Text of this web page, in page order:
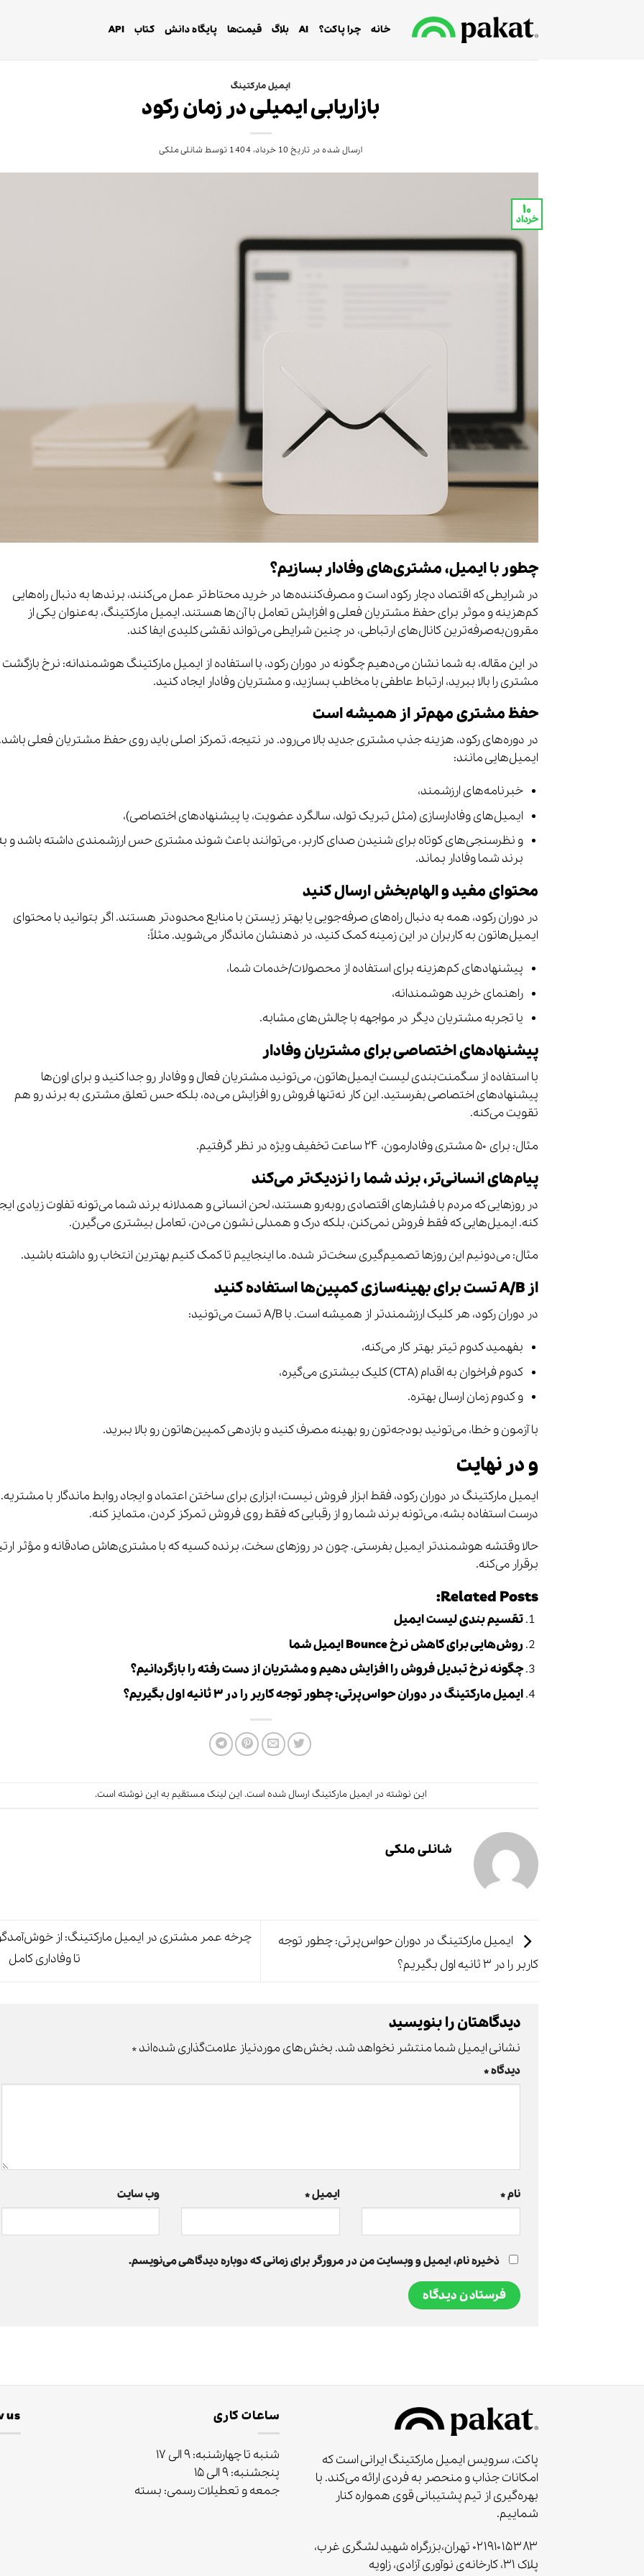
خانه چرا پاکت؟ AI بلاگ قیمت‌ها پایگاه دانش کتاب API
ایمیل مارکتینگ
بازاریابی ایمیلی در زمان رکود
ارسال شده در تاریخ 10 خرداد، 1404 توسط شانلی ملکی
۱۰
خرداد
چطور با ایمیل، مشتری‌های وفادار بسازیم؟
در شرایطی که اقتصاد دچار رکود است و مصرف‌کننده‌ها در خرید محتاط‌تر عمل می‌کنند، برندها به دنبال راه‌هایی
کم‌هزینه و موثر برای حفظ مشتریان فعلی و افزایش تعامل با آن‌ها هستند. ایمیل مارکتینگ، به‌عنوان یکی از
مقرون‌به‌صرفه‌ترین کانال‌های ارتباطی، در چنین شرایطی می‌تواند نقشی کلیدی ایفا کند.
در این مقاله، به شما نشان می‌دهیم چگونه در دوران رکود، با استفاده از ایمیل مارکتینگ هوشمندانه: نرخ بازگشت
مشتری را بالا ببرید، ارتباط عاطفی با مخاطب بسازید، و مشتریان وفادار ایجاد کنید.
حفظ مشتری مهم‌تر از همیشه است
در دوره‌های رکود، هزینه جذب مشتری جدید بالا می‌رود. در نتیجه، تمرکز اصلی باید روی حفظ مشتریان فعلی
ایمیل‌هایی مانند:
خبرنامه‌های ارزشمند،
ایمیل‌های وفادارسازی (مثل تبریک تولد، سالگرد عضویت، یا پیشنهادهای اختصاصی)،
و نظرسنجی‌های کوتاه برای شنیدن صدای کاربر، می‌توانند باعث شوند مشتری حس ارزشمندی داشته باشد و
برند شما وفادار بماند.
محتوای مفید و الهام‌بخش ارسال کنید
در دوران رکود، همه به دنبال راه‌های صرفه‌جویی یا بهتر زیستن با منابع محدودتر هستند. اگر بتوانید با محتوای
ایمیل‌هاتون به کاربران در این زمینه کمک کنید، در ذهنشان ماندگار می‌شوید. مثلاً:
پیشنهادهای کم‌هزینه برای استفاده از محصولات/خدمات شما،
راهنمای خرید هوشمندانه،
یا تجربه مشتریان دیگر در مواجهه با چالش‌های مشابه.
پیشنهادهای اختصاصی برای مشتریان وفادار
با استفاده از سگمنت‌بندی لیست ایمیل‌هاتون، می‌تونید مشتریان فعال و وفادار رو جدا کنید و برای اون‌ها
پیشنهادهای اختصاصی بفرستید. این کار نه‌تنها فروش رو افزایش می‌ده، بلکه حس تعلق مشتری به برند رو هم
تقویت می‌کنه.
مثال: برای ۵۰ مشتری وفادارمون، ۲۴ ساعت تخفیف ویژه در نظر گرفتیم.
پیام‌های انسانی‌تر، برند شما را نزدیک‌تر می‌کند
در روزهایی که مردم با فشارهای اقتصادی روبه‌رو هستند، لحن انسانی و همدلانه برند شما می‌تونه تفاوت زیادی
کنه. ایمیل‌هایی که فقط فروش نمی‌کنن، بلکه درک و همدلی نشون می‌دن، تعامل بیشتری می‌گیرن.
مثال: می‌دونیم این روزها تصمیم‌گیری سخت‌تر شده. ما اینجاییم تا کمک کنیم بهترین انتخاب رو داشته باشید.
از A/B تست برای بهینه‌سازی کمپین‌ها استفاده کنید
در دوران رکود، هر کلیک ارزشمندتر از همیشه است. با A/B تست می‌تونید:
بفهمید کدوم تیتر بهتر کار می‌کنه،
کدوم فراخوان به اقدام (CTA) کلیک بیشتری می‌گیره،
و کدوم زمان ارسال بهتره.
با آزمون و خطا، می‌تونید بودجه‌تون رو بهینه مصرف کنید و بازدهی کمپین‌هاتون رو بالا ببرید.
و در نهایت
ایمیل مارکتینگ در دوران رکود، فقط ابزار فروش نیست؛ ابزاری برای ساختن اعتماد و ایجاد روابط ماندگار با مشتریه.
درست استفاده بشه، می‌تونه برند شما رو از رقبایی که فقط روی فروش تمرکز کردن، متمایز کنه.
حالا وقتشه هوشمندتر ایمیل بفرستی. چون در روزهای سخت، برنده کسیه که با مشتری‌هاش صادقانه و مؤثر
برقرار می‌کنه.
Related Posts:
تقسیم بندی لیست ایمیل
روش‌هایی برای کاهش نرخ Bounce ایمیل شما
چگونه نرخ تبدیل فروش را افزایش دهیم و مشتریان از دست رفته را بازگردانیم؟
ایمیل مارکتینگ در دوران حواس‌پرتی: چطور توجه کاربر را در ۳ ثانیه اول بگیریم؟
این نوشته در ایمیل مارکتینگ ارسال شده است. این لینکمستقیم به این نوشته است.
شانلی ملکی
ایمیل مارکتینگ در دوران حواس‌پرتی: چطور توجه
کاربر را در ۳ ثانیه اول بگیریم؟
چرخه عمر مشتری در ایمیل مارکتینگ: از
تا وفاداری کامل
دیدگاهتان را بنویسید
نشانی ایمیل شما منتشر نخواهد شد. بخش‌های موردنیاز علامت‌گذاری شده‌اند*
دیدگاه*
نام* ایمیل* وب‌ سایت
ذخیره نام، ایمیل و وبسایت من در مرورگر برای زمانی که دوباره دیدگاهی می‌نویسم.
پاکت، سرویس ایمیل مارکتینگ ایرانی است که
امکانات جذاب و منحصر به‌ فردی ارائه می‌کند. با
بهره‌گیری از تیم پشتیبانی قوی همواره کنار
شماییم.
۰۲۱۹۱۰۱۵۳۸۳ تهران،بزرگراه شهید لشگری غرب،
پلاک ۳۱، کارخانه‌ی نوآوری آزادی، زاویه
ساعات کاری
شنبه تا چهارشنبه: ۹ الی ۱۷
پنجشنبه: ۹ الی ۱۵
جمعه و تعطیلات رسمی: بسته
us